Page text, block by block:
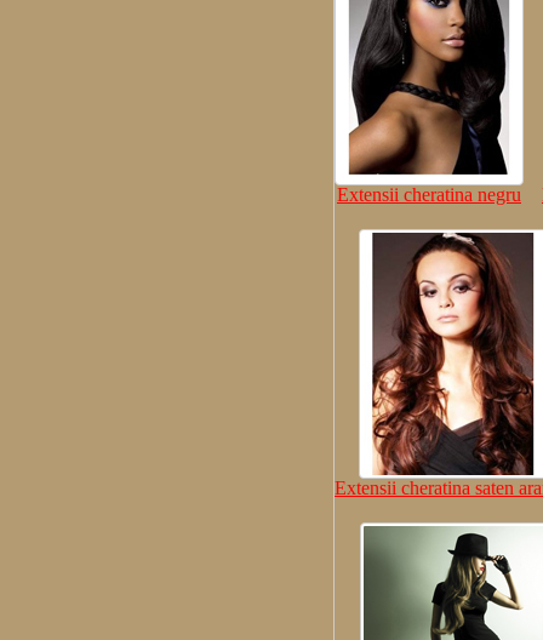
Extensii cheratina negru
Extensii cheratina saten